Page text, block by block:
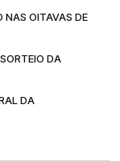
NAS OITAVAS DE
DA
DA